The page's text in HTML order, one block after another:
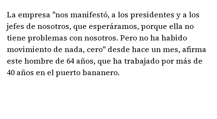
La empresa "nos manifestó, a los presidentes y a los
jefes de nosotros, que esperáramos, porque ella no
tiene problemas con nosotros. Pero no ha habido
movimiento de nada, cero" desde hace un mes, afirma
este hombre de 64 años, que ha trabajado por más de
40 años en el puerto bananero.